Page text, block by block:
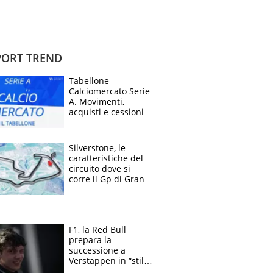
TREND
Tabellone
Calciomercato Serie
A. Movimenti,
acquisti e cessioni:
Silverstone, le
caratteristiche del
circuito dove si
corre il Gp di Gran
F1, la Red Bull
prepara la
successione a
Verstappen in “stile